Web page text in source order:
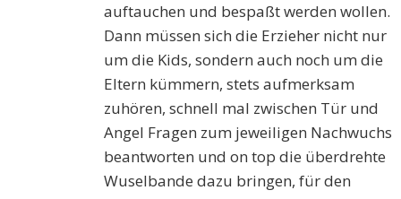
auftauchen und bespaßt werden wollen.
Dann müssen sich die Erzieher nicht nur
um die Kids, sondern auch noch um die
Eltern kümmern, stets aufmerksam
zuhören, schnell mal zwischen Tür und
Angel Fragen zum jeweiligen Nachwuchs
beantworten und on top die überdrehte
Wuselbande dazu bringen, für den